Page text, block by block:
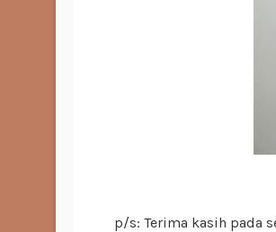
p/s: Terima kasih pada